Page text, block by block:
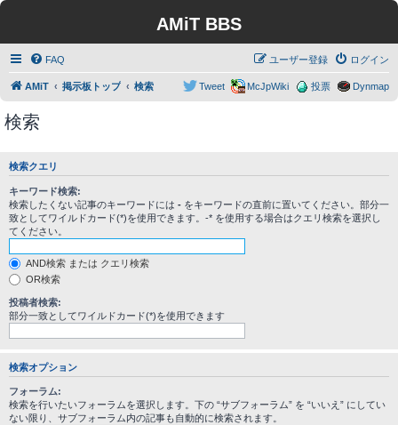
AMiT BBS
FAQ ログイン
ユーザー登録
AMiT 掲示板トップ 検索 Dynmap
投票
McJpWiki
Tweet
検索
検索クエリ
キーワード検索:
検索したくない記事のキーワードには - をキーワードの直前に置いてください。部分一
致としてワイルドカード(*)を使用できます。-* を使用する場合はクエリ検索を選択し
てください。
AND検索 または クエリ検索
OR検索
投稿者検索:
部分一致としてワイルドカード(*)を使用できます
検索オプション
フォーラム:
検索を行いたいフォーラムを選択します。下の “サブフォーラム” を “いいえ” にしてい
ない限り、サブフォーラム内の記事も自動的に検索されます。